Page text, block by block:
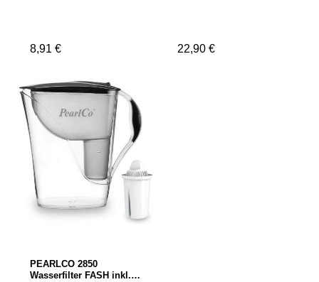
Regulärer Preis:
8,91 € Regulärer Preis:
22,90 €
PEARLCO 2850
Wasserfilter FASH inkl. 1